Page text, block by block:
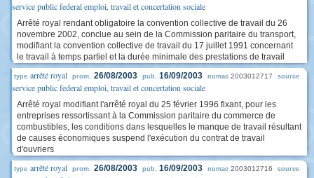
service public federal emploi, travail et concertation sociale
Arrêté royal rendant obligatoire la convention collective de travail du 26
novembre 2002, conclue au sein de la Commission paritaire du transport,
modifiant la convention collective de travail du 17 juillet 1991 concernant
le travail à temps partiel et la durée minimale des prestations de travail
type arrêté royal prom. 26/08/2003 pub. 16/09/2003 numac 2003012717 source
service public federal emploi, travail et concertation sociale
Arrêté royal modifiant l'arrêté royal du 25 février 1996 fixant, pour les
entreprises ressortissant à la Commission paritaire du commerce de
combustibles, les conditions dans lesquelles le manque de travail résultant
de causes économiques suspend l'exécution du contrat de travail
d'ouvriers
type arrêté royal prom. 26/08/2003 pub. 16/09/2003 numac 2003012716 source